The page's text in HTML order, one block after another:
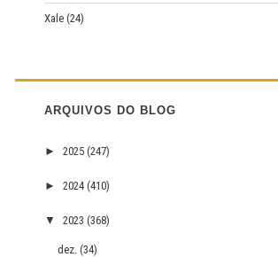
Xale (24)
ARQUIVOS DO BLOG
► 2025 (247)
► 2024 (410)
▼ 2023 (368)
dez.(34)